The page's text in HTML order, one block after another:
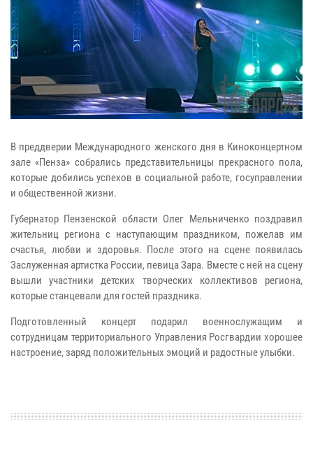
В преддверии Международного женского дня в Киноконцертном
зале «Пенза» собрались представительницы прекрасного пола,
которые добились успехов в социальной работе, госуправлении
и общественной жизни.
Губернатор Пензенской области Олег Мельниченко поздравил
жительниц региона с наступающим праздником, пожелав им
счастья, любви и здоровья. После этого на сцене появилась
Заслуженная артистка России, певица Зара. Вместе с ней на сцену
вышли участники детских творческих коллективов региона,
которые станцевали для гостей праздника.
Подготовленный концерт подарил военнослужащим и
сотрудницам территориального Управления Росгвардии хорошее
настроение, заряд положительных эмоций и радостные улыбки.